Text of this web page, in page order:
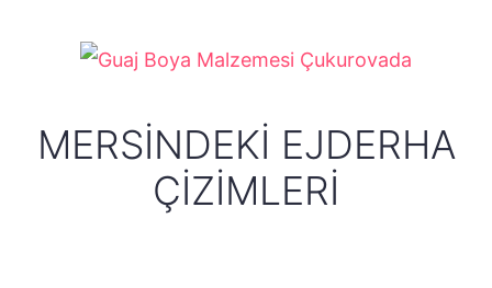
MERSINDEKI EJDERHA
ÇIZIMLERI